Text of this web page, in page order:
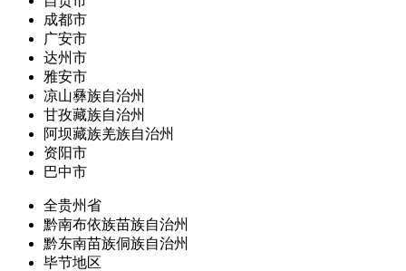
成都市
广安市
达州市
雅安市
凉山彝族自治州
甘孜藏族自治州
阿坝藏族羌族自治州
资阳市
巴中市
全贵州省
黔南布依族苗族自治州
黔东南苗族侗族自治州
毕节地区